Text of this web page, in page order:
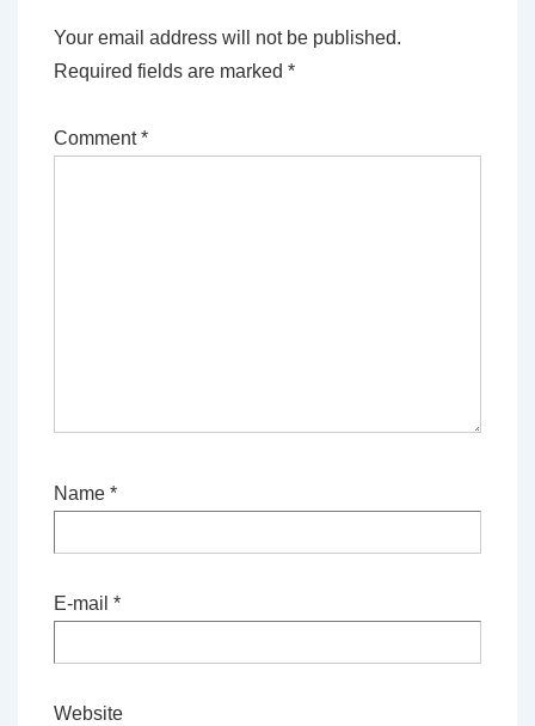
Your email address will not be published.
Required fields are marked *
Comment*
Name *
E-mail *
Website